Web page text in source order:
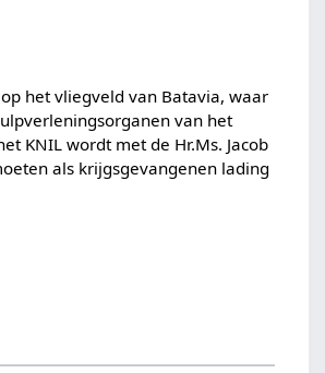
het vliegveld van Batavia, waar
van het
KNIL wordt met de Hr.Ms. Jacob
als krijgsgevangenen lading